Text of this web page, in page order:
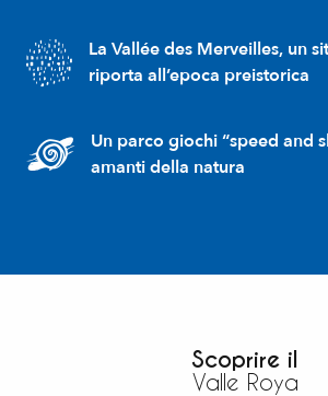
La Vallée des Merveilles, un
riporta all’epoca preistorica
Un parco giochi “speed and
amanti della natura
Scoprire il
Valle Roya